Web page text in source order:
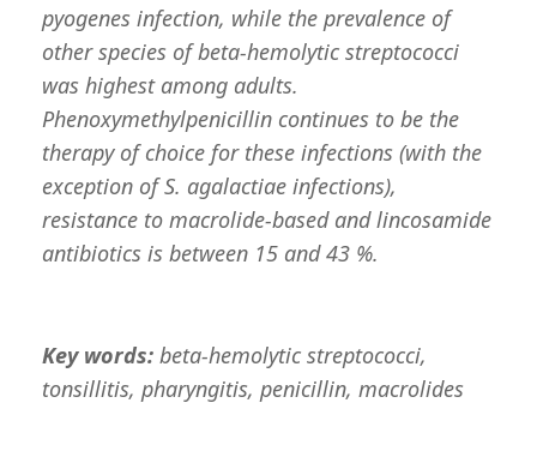
pyogenes infection, while the prevalence of
other species of beta-hemolytic streptococci
was highest among adults.
Phenoxymethylpenicillin continues to be the
therapy of choice for these infections (with the
exception of S. agalactiae infections),
resistance to macrolide-based and lincosamide
antibiotics is between 15 and 43 %.
Key words:beta-hemolytic streptococci,
tonsillitis, pharyngitis, penicillin, macrolides